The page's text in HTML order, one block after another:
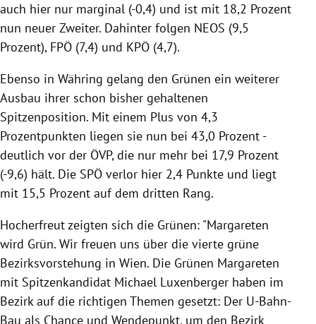
auch hier nur marginal (-0,4) und ist mit 18,2 Prozent
nun neuer Zweiter. Dahinter folgen NEOS (9,5
Prozent), FPÖ (7,4) und KPÖ (4,7).
Ebenso in Währing gelang den Grünen ein weiterer
Ausbau ihrer schon bisher gehaltenen
Spitzenposition. Mit einem Plus von 4,3
Prozentpunkten liegen sie nun bei 43,0 Prozent -
deutlich vor der ÖVP, die nur mehr bei 17,9 Prozent
(-9,6) hält. Die SPÖ verlor hier 2,4 Punkte und liegt
mit 15,5 Prozent auf dem dritten Rang.
Hocherfreut zeigten sich die Grünen: "Margareten
wird Grün. Wir freuen uns über die vierte grüne
Bezirksvorstehung in Wien. Die Grünen Margareten
mit Spitzenkandidat Michael Luxenberger haben im
Bezirk auf die richtigen Themen gesetzt: Der U-Bahn-
Bau als Chance und Wendepunkt, um den Bezirk